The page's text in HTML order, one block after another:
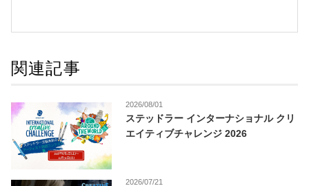
関連記事
2026/08/01
ステッドラー インターナショナル クリ
エイティブチャレンジ 2026
2026/07/21